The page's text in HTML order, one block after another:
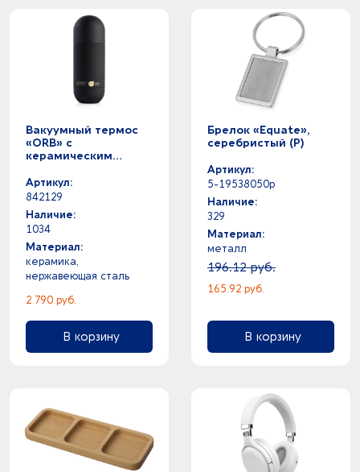
Вакуумный термос
«ORB» с
керамическим
черный
Артикул:
842129
Наличие:
1034
Материал:
керамика,
нержавеющая cталь
2 790 руб.
В корзину
Брелок «Equate»,
серебристый (P)
Артикул:
5-19538050p
Наличие:
329
Материал:
металл
196.12 руб.
165.92 руб.
В корзину